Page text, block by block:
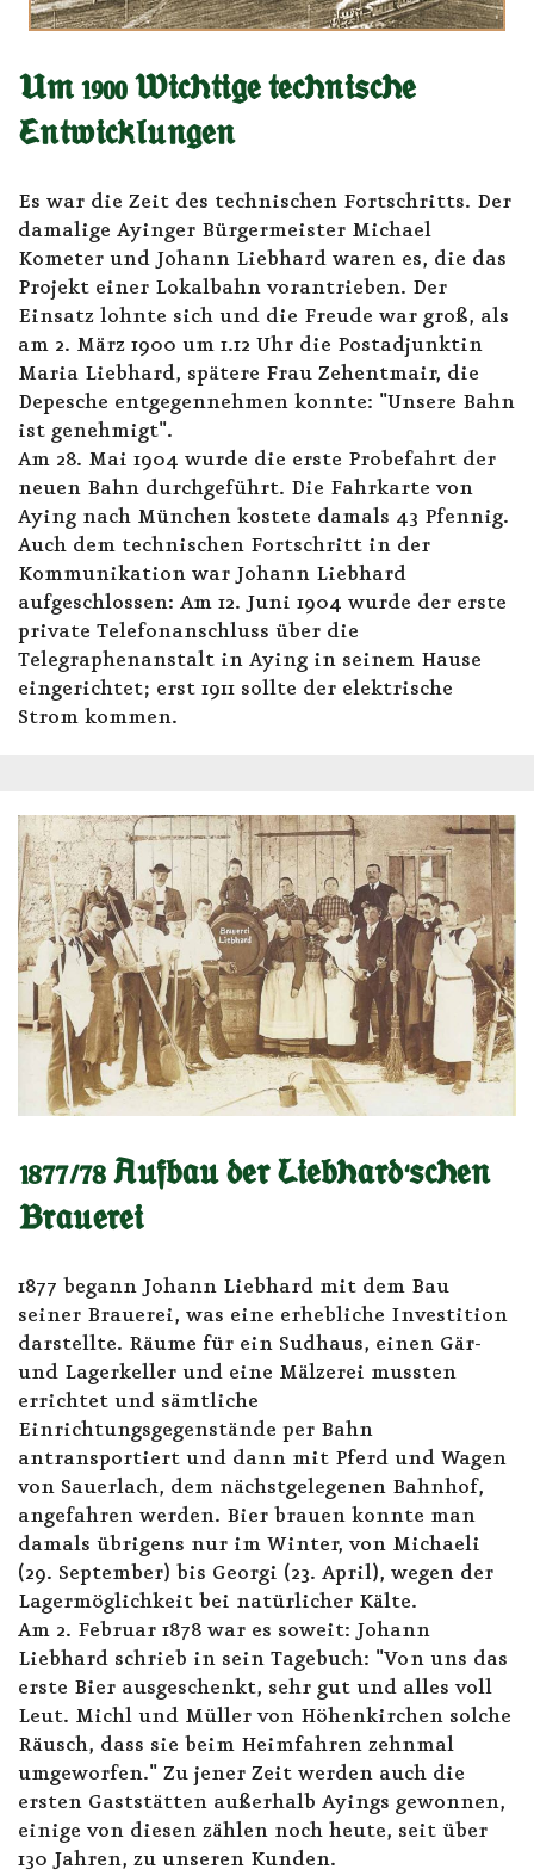
Um 1900 Wichtige technische
Entwicklungen
Es war die Zeit des technischen Fortschritts. Der
damalige Ayinger Bürgermeister Michael
Kometer und Johann Liebhard waren es, die das
Projekt einer Lokalbahn vorantrieben. Der
Einsatz lohnte sich und die Freude war groß, als
am 2. März 1900 um 1.12 Uhr die Postadjunktin
Maria Liebhard, spätere Frau Zehentmair, die
Depesche entgegennehmen konnte: "Unsere Bahn
ist genehmigt".
Am 28. Mai 1904 wurde die erste Probefahrt der
neuen Bahn durchgeführt. Die Fahrkarte von
Aying nach München kostete damals 43 Pfennig.
Auch dem technischen Fortschritt in der
Kommunikation war Johann Liebhard
aufgeschlossen: Am 12. Juni 1904 wurde der erste
private Telefonanschluss über die
Telegraphenanstalt in Aying in seinem Hause
eingerichtet; erst 1911 sollte der elektrische
Strom kommen.
1877/78 Aufbau der Liebhard'schen
Brauerei
1877 begann Johann Liebhard mit dem Bau
seiner Brauerei, was eine erhebliche Investition
darstellte. Räume für ein Sudhaus, einen Gär-
und Lagerkeller und eine Mälzerei mussten
errichtet und sämtliche
Einrichtungsgegenstände per Bahn
antransportiert und dann mit Pferd und Wagen
von Sauerlach, dem nächstgelegenen Bahnhof,
angefahren werden. Bier brauen konnte man
damals übrigens nur im Winter, von Michaeli
(29. September) bis Georgi (23. April), wegen der
Lagermöglichkeit bei natürlicher Kälte.
Am 2. Februar 1878 war es soweit: Johann
Liebhard schrieb in sein Tagebuch: "Von uns das
erste Bier ausgeschenkt, sehr gut und alles voll
Leut. Michl und Müller von Höhenkirchen solche
Räusch, dass sie beim Heimfahren zehnmal
umgeworfen." Zu jener Zeit werden auch die
ersten Gaststätten außerhalb Ayings gewonnen,
einige von diesen zählen noch heute, seit über
130 Jahren, zu unseren Kunden.